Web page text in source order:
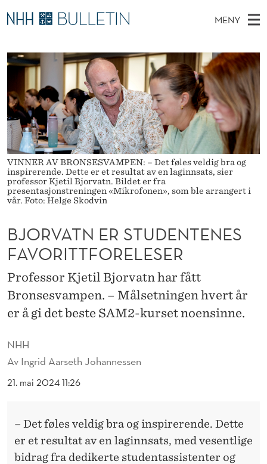
B
J
O
V
A
T
N
E
R
S
T
U
D
E
N
T
E
MENY
O
V
E
D
M
E
N
Y
Ø
K
T
T
S
T
E
D
E
T
Stipendiater og nye forskerprofiler
Disputaser
Ekspertutvalg
Om Bulletin
VINNER AV BRONSESVAMPEN: – Det føles veldig bra og
inspirerende. Dette er et resultat av en laginnsats, sier
professor Kjetil Bjorvatn. Bildet er fra
presentasjonstreningen «Mikrofonen», som ble arrangert i
vår. Foto: Helge Skodvin
NHH
Av Ingrid Aarseth Johannessen
21. mai 2024 11:26
BJORVATN ER STUDENTENES
FAVORITTFORELESER
Professor Kjetil Bjorvatn har fått
Bronsesvampen. – Målsetningen hvert år
er å gi det beste SAM2-kurset noensinne.
– Det føles veldig bra og inspirerende. Dette
er et resultat av en laginnsats, med vesentlige
bidrag fra dedikerte studentassistenter og